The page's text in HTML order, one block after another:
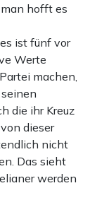
hofft es
ist fünf vor
Werte
machen,
die ihr Kreuz
dieser
nicht
Das sieht
werden